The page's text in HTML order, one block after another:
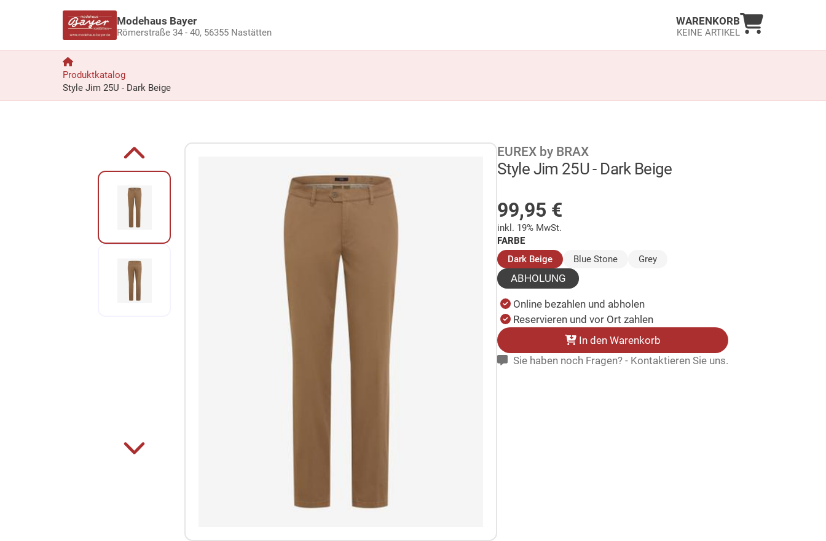
Modehaus Bayer
Römerstraße 34 - 40, 56355 Nastätten
WARENKORB
KEINE ARTIKEL
Warenkorb
Produktkatalog
Style Jim 25U - Dark Beige
Zur Produktbeschreibung springen EUREX by BRAX
Style Jim 25U - Dark Beige
99,95 €
inkl. 19% MwSt.
FARBE
Dark Beige(ausgewählt)
Blue Stone Grey
ABHOLUNG
Online bezahlen und abholen
Reservieren und vor Ort zahlen
In den Warenkorb
Sie haben noch Fragen? - Kontaktieren Sie uns.